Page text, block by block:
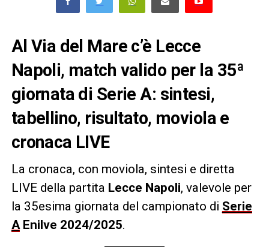
Al Via del Mare c’è Lecce
Napoli, match valido per la 35ª
giornata di Serie A: sintesi,
tabellino, risultato, moviola e
cronaca LIVE
La cronaca, con moviola, sintesi e diretta
LIVE della partita Lecce Napoli, valevole per
la 35esima giornata del campionato di Serie
AEnilve 2024/2025.